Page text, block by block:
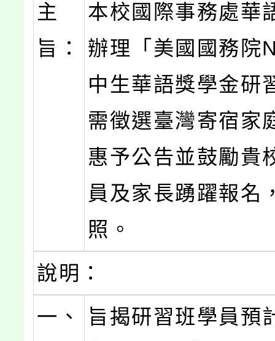
主
旨：
本校國際事務處華
辦理「美國國務院
中生華語獎學金研
需徵選臺灣寄宿家
惠予公告並鼓勵貴
員及家長踴躍報名
照。
說明：
一、
旨揭研習班學員預